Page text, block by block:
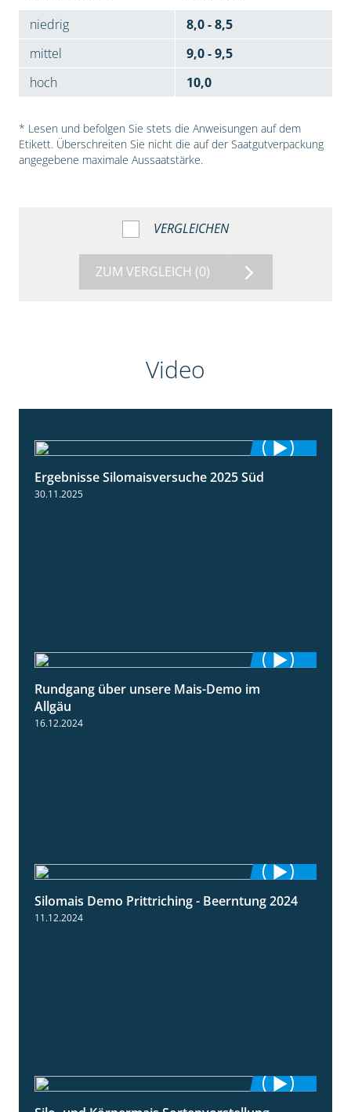
niedrig
8,0 - 8,5
mittel
9,0 - 9,5
hoch
10,0
* Lesen und befolgen Sie stets die Anweisungen auf dem
Etikett. Überschreiten Sie nicht die auf der Saatgutverpackung
angegebene maximale Aussaatstärke.
VERGLEICHEN
ZUM VERGLEICH (0)
Video
Ergebnisse Silomaisversuche 2025 Süd
30.11.2025
Rundgang über unsere Mais-Demo im
Allgäu
16.12.2024
12:28
Silomais Demo Prittriching - Beerntung 2024
11.12.2024